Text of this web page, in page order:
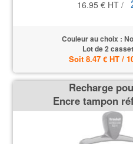
16.95 € HT /
Couleur au choix :
Lot de 2
Soit 8.47 € HT /
Recharge
Encre tampon